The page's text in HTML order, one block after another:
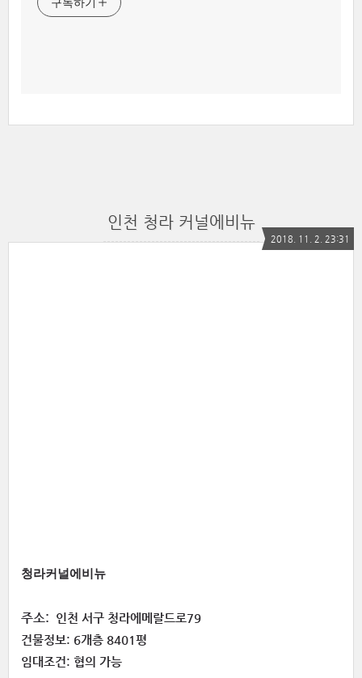
인천 청라 커널에비뉴
2018. 11. 2. 23:31
청라커널에비뉴
주소: 인천 서구 청라에메랄드로79
건물정보: 6개층 8401평
임대조건: 협의 가능